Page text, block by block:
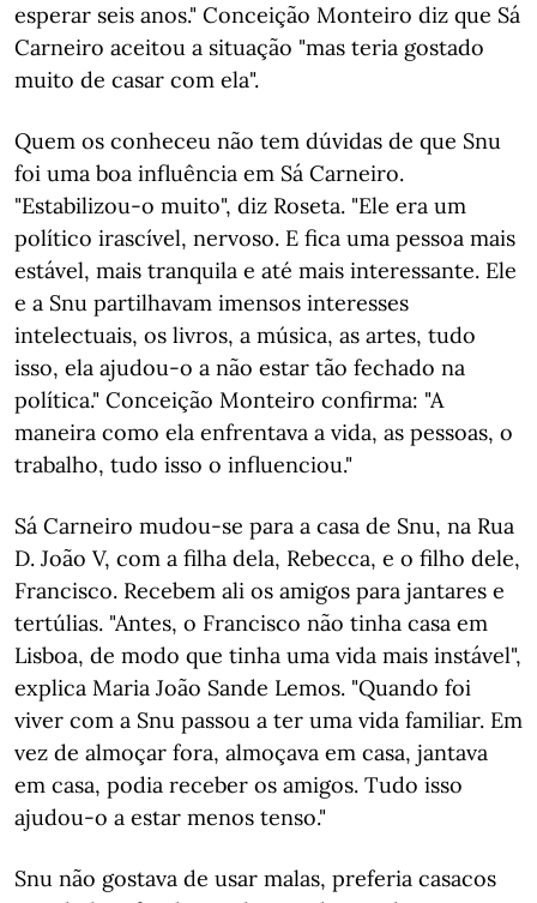
esperar seis anos." Conceição Monteiro diz que Sá
Carneiro aceitou a situação "mas teria gostado
muito de casar com ela".
Quem os conheceu não tem dúvidas de que Snu
foi uma boa influência em Sá Carneiro.
"Estabilizou-o muito", diz Roseta. "Ele era um
político irascível, nervoso. E fica uma pessoa mais
estável, mais tranquila e até mais interessante. Ele
e a Snu partilhavam imensos interesses
intelectuais, os livros, a música, as artes, tudo
isso, ela ajudou-o a não estar tão fechado na
política." Conceição Monteiro confirma: "A
maneira como ela enfrentava a vida, as pessoas, o
trabalho, tudo isso o influenciou."
Sá Carneiro mudou-se para a casa de Snu, na Rua
D. João V, com a filha dela, Rebecca, e o filho dele,
Francisco. Recebem ali os amigos para jantares e
tertúlias. "Antes, o Francisco não tinha casa em
Lisboa, de modo que tinha uma vida mais instável",
explica Maria João Sande Lemos. "Quando foi
viver com a Snu passou a ter uma vida familiar. Em
vez de almoçar fora, almoçava em casa, jantava
em casa, podia receber os amigos. Tudo isso
ajudou-o a estar menos tenso."
Snu não gostava de usar malas, preferia casacos